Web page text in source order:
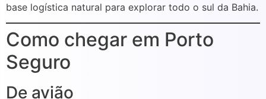
base logística natural para explorar todo o sul da Bahia.
Como chegar em Porto
Seguro
De avião